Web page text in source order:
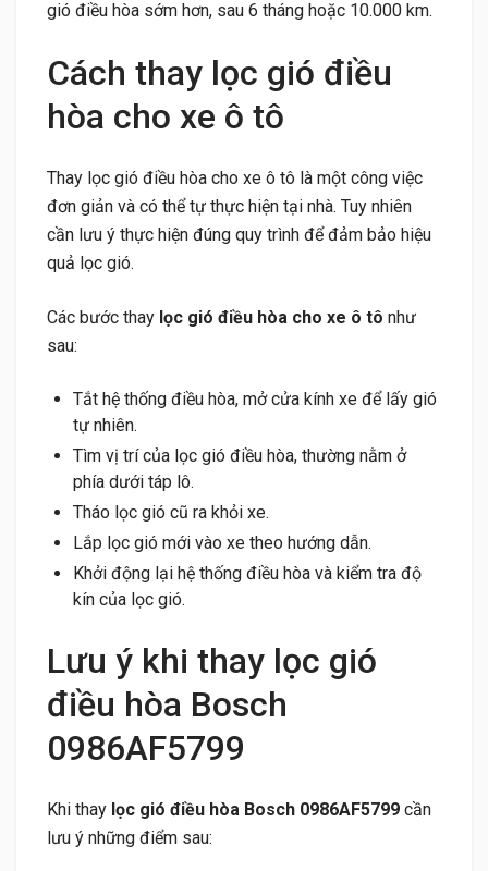
gió điều hòa sớm hơn, sau 6 tháng hoặc 10.000 km.
Cách thay lọc gió điều
hòa cho xe ô tô
Thay lọc gió điều hòa cho xe ô tô là một công việc
đơn giản và có thể tự thực hiện tại nhà. Tuy nhiên
cần lưu ý thực hiện đúng quy trình để đảm bảo hiệu
quả lọc gió.
Các bước thay lọc gió điều hòa cho xe ô tô như
sau:
Tắt hệ thống điều hòa, mở cửa kính xe để lấy gió
tự nhiên.
Tìm vị trí của lọc gió điều hòa, thường nằm ở
phía dưới táp lô.
Tháo lọc gió cũ ra khỏi xe.
Lắp lọc gió mới vào xe theo hướng dẫn.
Khởi động lại hệ thống điều hòa và kiểm tra độ
kín của lọc gió.
Lưu ý khi thay lọc gió
điều hòa Bosch
0986AF5799
Khi thay lọc gió điều hòa Bosch 0986AF5799 cần
lưu ý những điểm sau: